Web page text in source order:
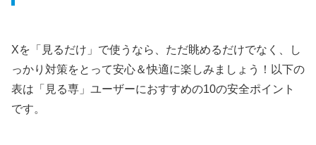
Xを「見るだけ」で使うなら、ただ眺めるだけでなく、し
っかり対策をとって安心＆快適に楽しみましょう！以下の
表は「見る専」ユーザーにおすすめの10の安全ポイント
です。